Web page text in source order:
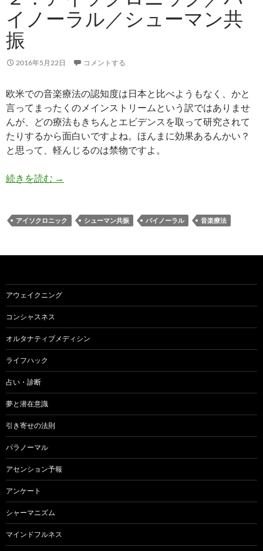
イノーラル／シューマン共
振
2016年5月22日 コメントする
欧米での音楽療法の認知度は日本と比べようもなく、かと
言ってまったくのメインストリームという訳ではありませ
んが、どの療法もきちんとエビデンスを取って研究されて
たりするから面白いですよね。ほんまに効果あるんかい？
と思って、軽んじるのは禁物ですよ。
続きを読む 聴くクスリ？音楽療法 ２．アイソクロニック
→
アイソクロニック シューマン共振 バイノーラル 音楽療法
アウェイクニング
コンシャスネス
オルタナティブメディシン
ライフハック
占い・診断
夢と潜在意識
引き寄せの法則
パラノーマル
アセンション予報
アンケート
シャーマニズム
マインドフルネス